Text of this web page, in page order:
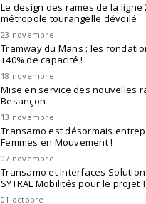
Le design des rames de la
métropole tourangelle dévoilé
23 novembre
Tramway du Mans : les
+40% de capacité !
18 novembre
Mise en service des nouvelles
Besançon
13 novembre
Transamo est désormais
Femmes en Mouvement !
07 novembre
Transamo et Interfaces
SYTRAL Mobilités pour le projet
01 octobre